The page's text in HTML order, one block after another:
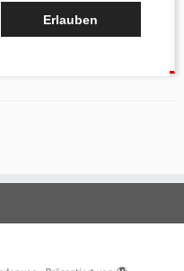
Evang.-Luth.
/Laurentius/Pommelsbrunn
Erlauben